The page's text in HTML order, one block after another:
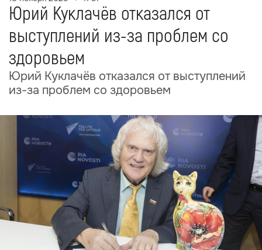
Юрий Куклачёв отказался от
выступлений из-за проблем со
здоровьем
Юрий Куклачёв отказался от выступлений
из-за проблем со здоровьем